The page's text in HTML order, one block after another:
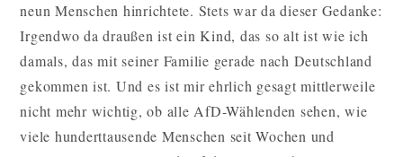
neun Menschen hinrichtete. Stets war da dieser Gedanke:
Irgendwo da draußen ist ein Kind, das so alt ist wie ich
damals, das mit seiner Familie gerade nach Deutschland
gekommen ist. Und es ist mir ehrlich gesagt mittlerweile
nicht mehr wichtig, ob alle AfD-Wählenden sehen, wie
viele hunderttausende Menschen seit Wochen und